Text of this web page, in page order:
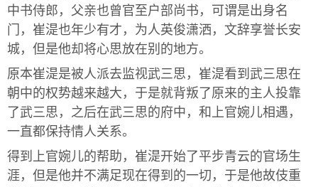
中书侍郎，父亲也曾官至户部尚书，可谓是出身名
门，崔湜也年少有才，为人英俊潇洒，文辞享誉长安
城，但是他却将心思放在别的地方。
原本崔湜是被人派去监视武三思，崔湜看到武三思在
朝中的权势越来越大，于是就背叛了原来的主人投靠
了武三思，之后在武三思的府中，和上官婉儿相遇，
一直都保持情人关系。
得到上官婉儿的帮助，崔湜开始了平步青云的官场生
涯，但是他并不满足现在得到的一切，于是他故伎重